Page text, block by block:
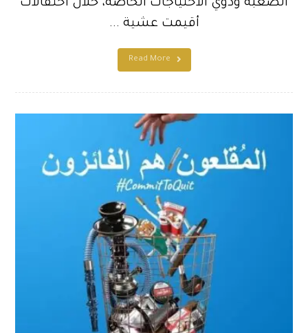
الصّعبة وذوي الاحتياجات الخاصّة، خلال احتفالات
أقيمت عشية ...
Read More